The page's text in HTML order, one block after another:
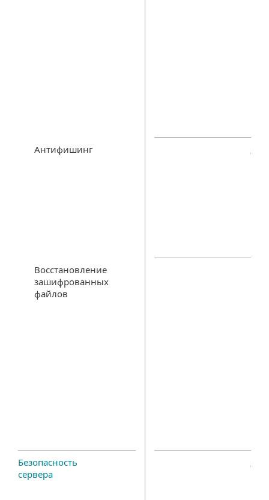
Антифишинг
Восстановление
зашифрованных
файлов
Безопасность
сервера